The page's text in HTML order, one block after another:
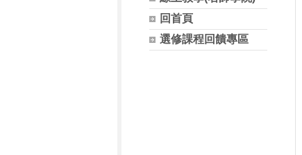
回首頁
選修課程回饋專區